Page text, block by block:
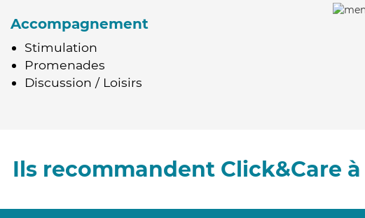
Accompagnement
Stimulation
Promenades
Discussion / Loisirs
Ils recommandent Click&Care